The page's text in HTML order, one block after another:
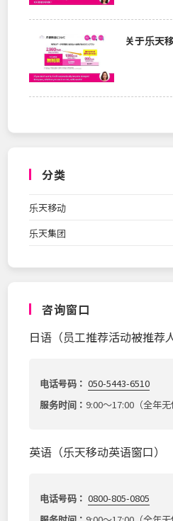
关于乐天
分类
乐天移动
乐天集团
咨询窗口
日语（员工推荐活动被推荐
电话号码： 050-5443-6510
服务时间：9:00～17:00（全年无
英语（乐天移动英语窗口）
电话号码： 0800-805-0805